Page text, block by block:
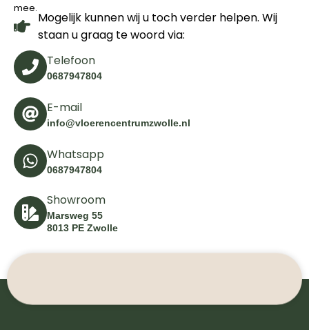
mee.
Mogelijk kunnen wij u toch verder helpen. Wij
staan u graag te woord via:
Telefoon
0687947804
E-mail
info@vloerencentrumzwolle.nl
Whatsapp
0687947804
Showroom
Marsweg 55
8013 PE Zwolle